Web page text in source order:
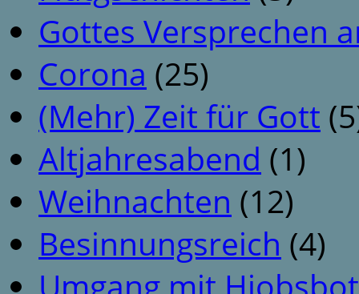
Gottes Versprechen
Corona (25)
(Mehr) Zeit für Gott
Altjahresabend (1)
Weihnachten (12)
Besinnungsreich (4)
Umgang mit